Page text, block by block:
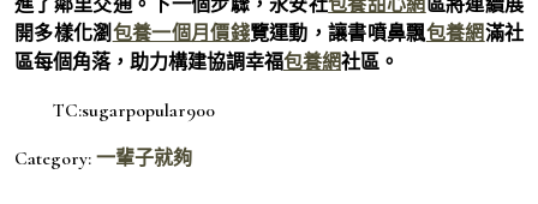
開多樣化瀏包養一個月價錢覽運動，讓書噴鼻飄包養網滿社
區每個角落，助力構建協調幸福包養網社區。
TC:sugarpopular900
Category: 一輩子就夠